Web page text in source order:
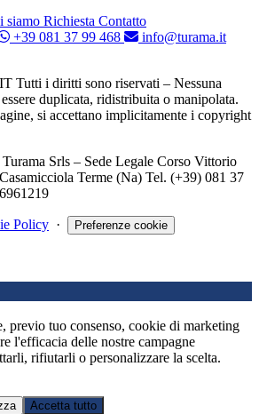
siamo Richiesta Contatto
+39 081 37 99 468 info@turama.it
i diritti sono riservati – Nessuna
duplicata, ridistribuita o manipolata.
si accettano implicitamente i copyright
Srls – Sede Legale Corso Vittorio
Terme (Na) Tel. (+39) 081 37
Policy · Preferenze cookie
previo tuo consenso, cookie di marketing
l'efficacia delle nostre campagne
rifiutarli o personalizzare la scelta.
Accetta tutto